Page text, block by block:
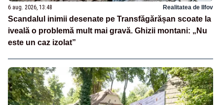
6 aug. 2026, 13:48 Realitatea de Ilfov
Scandalul inimii desenate pe Transfăgărășan scoate la
iveală o problemă mult mai gravă. Ghizii montani: „Nu
este un caz izolat”